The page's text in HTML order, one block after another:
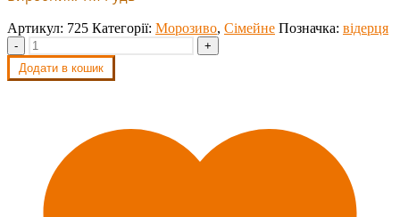
Артикул: 725 Категорії: Морозиво, Сімейне Позначка: відерця
-
+
Додати в кошик